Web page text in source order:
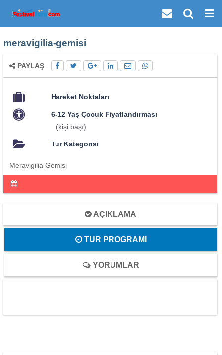
meravigilia-gemisi
PAYLAŞ
Hareket Noktaları
6-12 Yaş Çocuk Fiyatlandırması
(kişi başı)
Tur Kategorisi
Meravigilia Gemisi
AÇIKLAMA
TUR PROGRAMI
YORUMLAR